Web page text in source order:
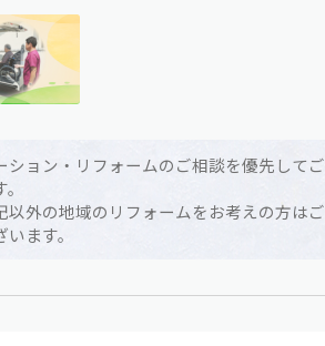
ョン・リフォームのご相談を優先してご
外の地域のリフォームをお考えの方はご
ます。